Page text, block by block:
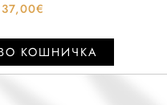
37,00€
КОШНИЧКА